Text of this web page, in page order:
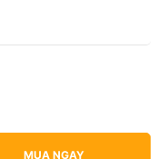
MUA NGAY